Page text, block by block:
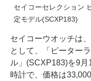
セイコーセレクション
定モデル(SCXP183)
セイコーウオッチは
として、「ピーター
ル」(SCXP183)を9
時計で、価格は